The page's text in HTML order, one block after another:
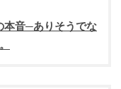
本音─ありそうでな